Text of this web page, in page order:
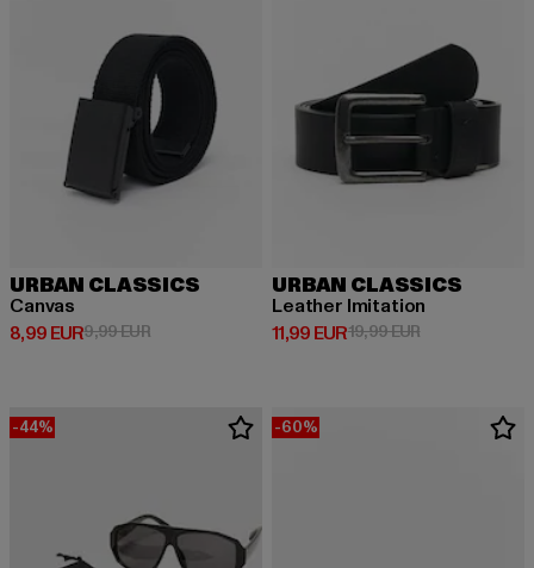
URBAN CLASSICS
Canvas
8,99 EUR
Derzeitiger Preis: 8,99 EUR
9,99 EURAktionspreis: 9,99 EUR
URBAN CLASSICS
Leather Imitation
11,99 EUR
Derzeitiger Preis: 11,99 EUR
19,99 EURAktionspreis:
-44% -60%